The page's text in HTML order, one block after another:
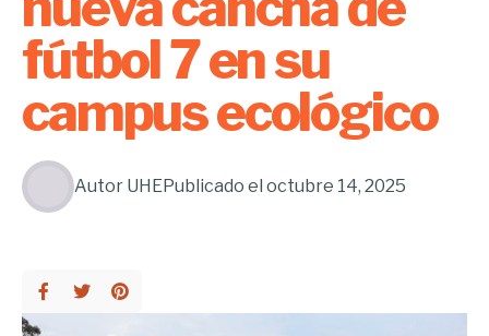
fútbol 7 en su
campus ecológico
Autor UHEPublicado el octubre 14, 2025